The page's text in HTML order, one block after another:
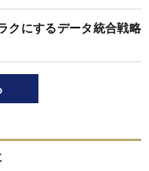
クにするデータ統合戦略